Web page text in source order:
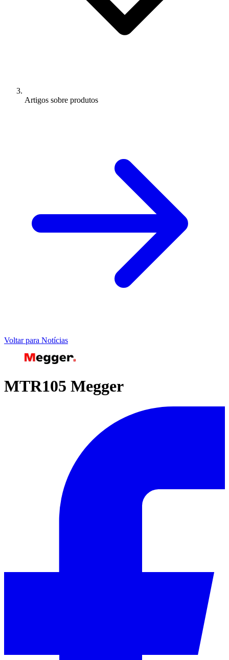
Artigos sobre produtos
Voltar para Notícias
MTR105 Megger